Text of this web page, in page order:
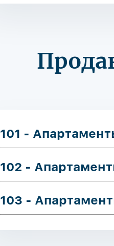
101 -
102 -
103 -